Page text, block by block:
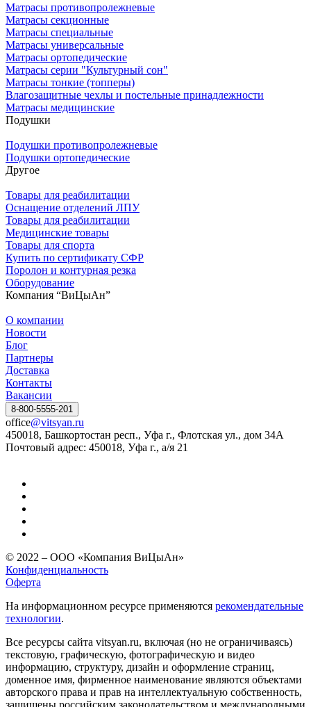
Матрасы противопролежневые
Матрасы секционные
Матрасы специальные
Матрасы универсальные
Матрасы ортопедические
Матрасы серии "Культурный сон"
Матрасы тонкие (топперы)
Влагозащитные чехлы и постельные принадлежности
Матрасы медицинские
Подушки
Подушки противопролежневые
Подушки ортопедические
Другое
Товары для реабилитации
Оснащение отделений ЛПУ
Товары для реабилитации
Медицинские товары
Товары для спорта
Купить по сертификату СФР
Поролон и контурная резка
Оборудование
Компания “ВиЦыАн”
О компании
Новости
Блог
Партнеры
Доставка
Контакты
Вакансии
8-800-5555-201
office@vitsyan.ru
450018, Башкортостан респ., Уфа г., Флотская ул., дом 34А
Почтовый адрес: 450018, Уфа г., а/я 21
© 2022 – ООО «Компания ВиЦыАн»
Конфиденциальность
Оферта
На информационном ресурсе применяются рекомендательные
технологии.
Все ресурсы сайта vitsyan.ru, включая (но не ограничиваясь)
текстовую, графическую, фотографическую и видео
информацию, структуру, дизайн и оформление страниц,
доменное имя, фирменное наименование являются объектами
авторского права и прав на интеллектуальную собственность,
защищены российским законодательством и международными